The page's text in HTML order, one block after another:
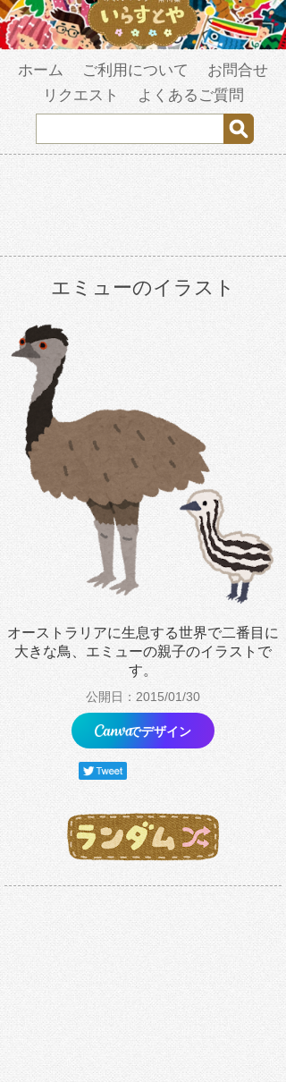
ホーム ご利用について
お問合せ
リクエスト
よくあるご質問
エミューのイラスト
オーストラリアに生息する世界で二番目に
大きな鳥、エミューの親子のイラストで
す。
公開日：2015/01/30
でデザイン